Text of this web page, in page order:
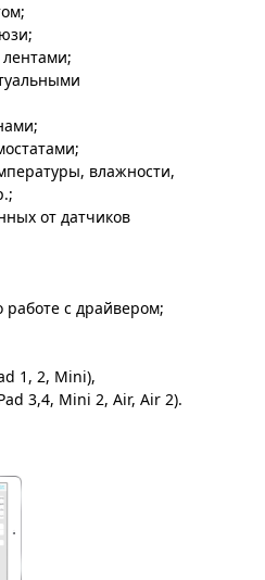
лентами;
влажности,
от датчиков
работе с драйвером;
1, 2, Mini),
3,4, Mini 2, Air, Air 2).